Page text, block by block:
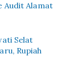
Audit Alamat
Selat
Rupiah